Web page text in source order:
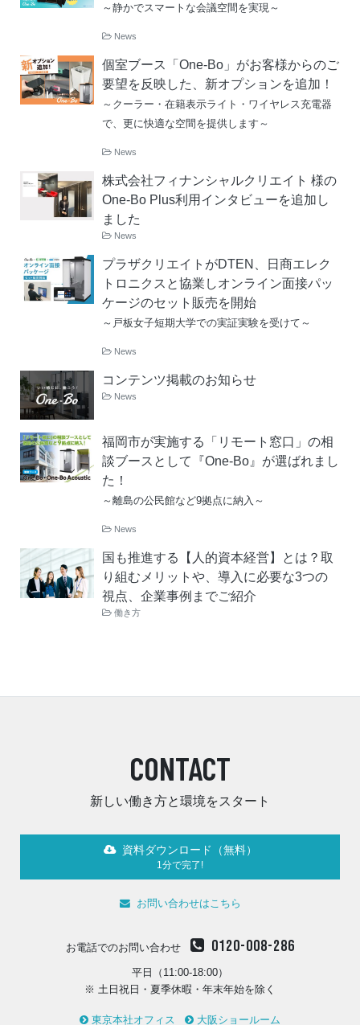
～静かでスマートな会議空間を実現～
News
個室ブース「One-Bo」がお客様からのご
要望を反映した、新オプションを追加！
～クーラー・在籍表示ライト・ワイヤレス充電器
で、更に快適な空間を提供します～
News
株式会社フィナンシャルクリエイト 様の
One-Bo Plus利用インタビューを追加し
ました
News
プラザクリエイトがDTEN、日商エレク
トロニクスと協業しオンライン面接パッ
ケージのセット販売を開始
～戸板女子短期大学での実証実験を受けて～
News
コンテンツ掲載のお知らせ
News
福岡市が実施する「リモート窓口」の相
談ブースとして『One-Bo』が選ばれまし
た！
～離島の公民館など9拠点に納入～
News
国も推進する【人的資本経営】とは？取
り組むメリットや、導入に必要な3つの
視点、企業事例までご紹介
働き方
CONTACT
新しい働き方と環境をスタート
資料ダウンロード（無料）
1分で完了!
お問い合わせはこちら
お電話でのお問い合わせ 0120-008-286
平日（11:00-18:00）
※ 土日祝日・夏季休暇・年末年始を除く
東京本社オフィス 大阪ショールーム